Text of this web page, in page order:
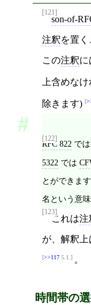
[121]
son-of-
注釈を置
この注釈に
上含めな
除きます)
[122]
RFC 822 で
5322 では
とができま
名という意
[123]
これは注
が、解釈
>>117 5.1. 。
時間帯の